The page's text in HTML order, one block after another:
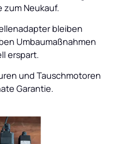
Neukauf.
bleiben
Umbaumaßnahmen
erspart.
und Tauschmotoren
Garantie.